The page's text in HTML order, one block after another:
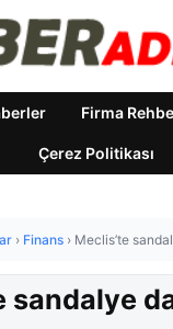
Firma
Çerez Politikası
› Finans › Meclis’te
sandalye